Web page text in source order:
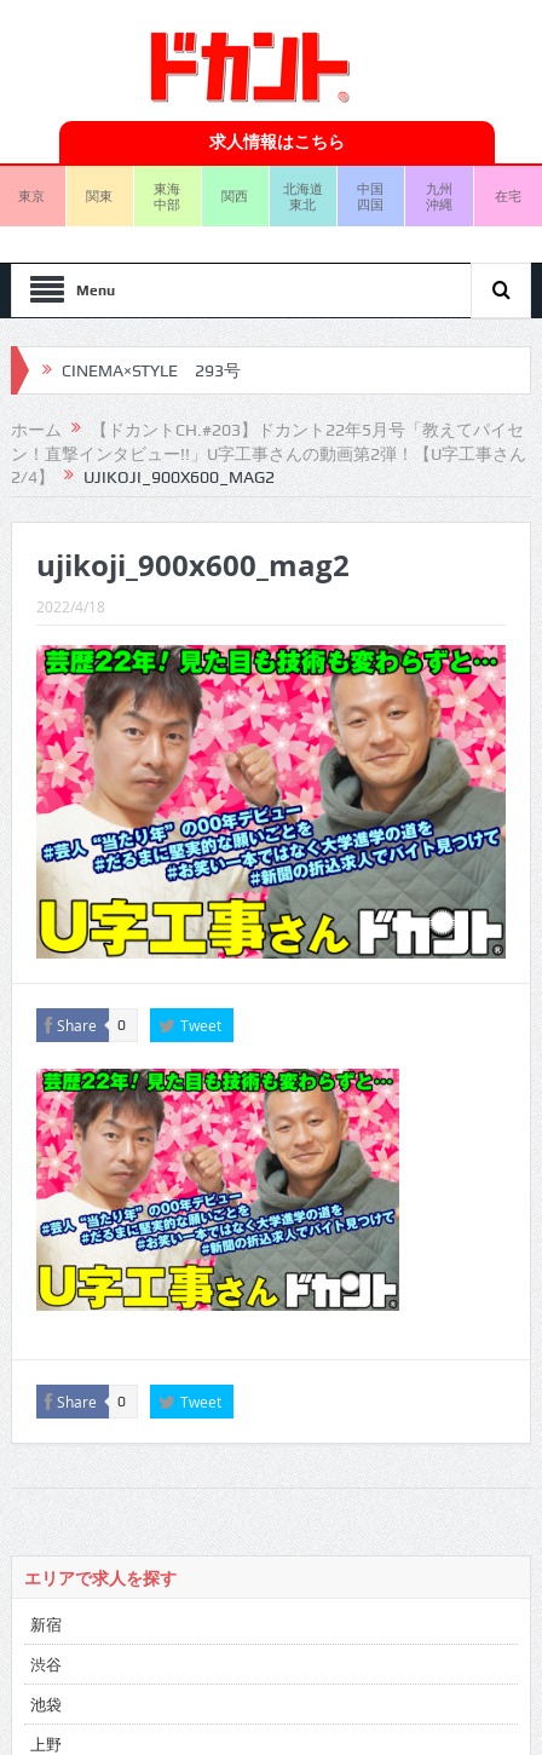
求人情報はこちら
東京 関東
東海
中部
関西
北海道
東北
中国
四国
九州
沖縄
在宅
Menu
CINEMA×STYLE 293号
CINEMA×STYLE 292号
CINEMA×STYLE 291号
CINEMA×STYLE 290号
CINEMA×STYLE 289号
CINEMA×STYLE 288号
CINEMA×STYLE 287号
CINEMA×STYLE 286号
CINEMA×STYLE 285号
CINEMA×STYLE 294号
ホーム
【ドカントCH.#203】ドカント22年5月号「教えてパイセ
ン！直撃インタビュー!!」U字工事さんの動画第2弾！【U字工事さん
2/4】
UJIKOJI_900X600_MAG2
ujikoji_900x600_mag2
2022/4/18
Share 0 Tweet
Share 0 Tweet
エリアで求人を探す
新宿
渋谷
池袋
上野